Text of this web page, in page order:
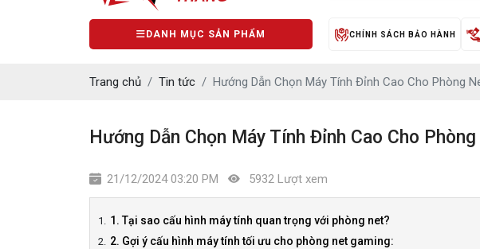
DANH MỤC SẢN PHẨM CHÍNH SÁCH BẢO HÀNH
Trang chủ Tin tức Hướng Dẫn Chọn Máy Tính Đỉnh Cao Cho Phòng
Hướng Dẫn Chọn Máy Tính Đỉnh Cao Cho
21/12/2024 03:20 PM 5932 Lượt xem
1. Tại sao cấu hình máy tính quan trọng với phòng net?
2. Gợi ý cấu hình máy tính tối ưu cho phòng net gaming: